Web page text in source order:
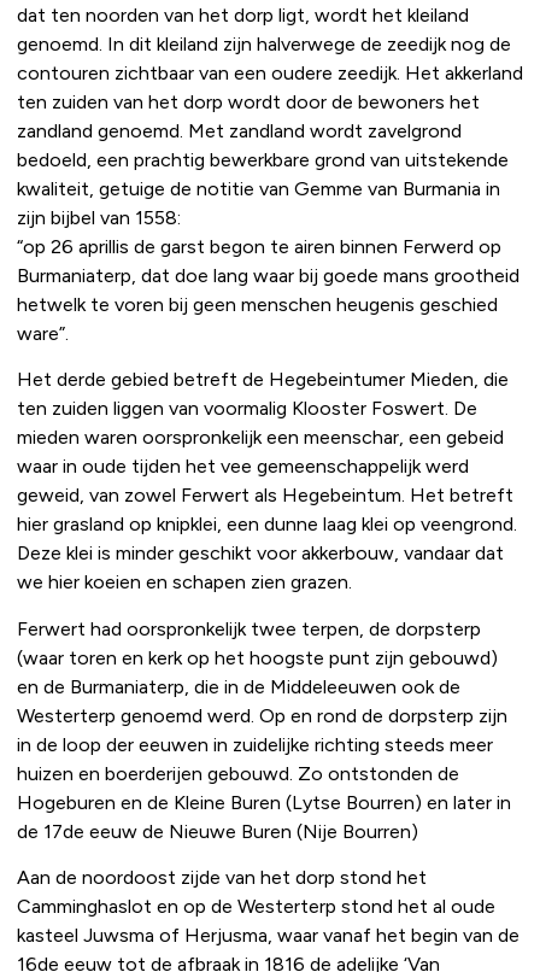
dat ten noorden van het dorp ligt, wordt het kleiland
genoemd. In dit kleiland zijn halverwege de zeedijk nog de
contouren zichtbaar van een oudere zeedijk. Het akkerland
ten zuiden van het dorp wordt door de bewoners het
zandland genoemd. Met zandland wordt zavelgrond
bedoeld, een prachtig bewerkbare grond van uitstekende
kwaliteit, getuige de notitie van Gemme van Burmania in
zijn bijbel van 1558:
“op 26 aprillis de garst begon te airen binnen Ferwerd op
Burmaniaterp, dat doe lang waar bij goede mans grootheid
hetwelk te voren bij geen menschen heugenis geschied
ware”.
Het derde gebied betreft de Hegebeintumer Mieden, die
ten zuiden liggen van voormalig Klooster Foswert. De
mieden waren oorspronkelijk een meenschar, een gebeid
waar in oude tijden het vee gemeenschappelijk werd
geweid, van zowel Ferwert als Hegebeintum. Het betreft
hier grasland op knipklei, een dunne laag klei op veengrond.
Deze klei is minder geschikt voor akkerbouw, vandaar dat
we hier koeien en schapen zien grazen.
Ferwert had oorspronkelijk twee terpen, de dorpsterp
(waar toren en kerk op het hoogste punt zijn gebouwd)
en de Burmaniaterp, die in de Middeleeuwen ook de
Westerterp genoemd werd. Op en rond de dorpsterp zijn
in de loop der eeuwen in zuidelijke richting steeds meer
huizen en boerderijen gebouwd. Zo ontstonden de
Hogeburen en de Kleine Buren (Lytse Bourren) en later in
de 17de eeuw de Nieuwe Buren (Nije Bourren)
Aan de noordoost zijde van het dorp stond het
Camminghaslot en op de Westerterp stond het al oude
kasteel Juwsma of Herjusma, waar vanaf het begin van de
16de eeuw tot de afbraak in 1816 de adelijke ‘Van